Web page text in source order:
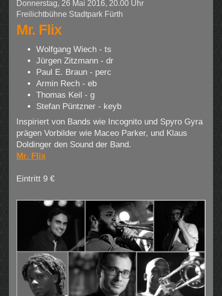
Donnerstag, 26 Mai 2016, 20.00 Uhr
Freilichtbühne Stadtpark Fürth
Mr. Flix
Wolfgang Wiech - ts
Jürgen Zitzmann - dr
Paul E. Braun - perc
Armin Rech - eb
Thomas Keil - g
Stefan Püntzner - keyb
Inspiriert von Bands wie Incognito und Spyro Gyra
prägen Vorbilder wie Maceo Parker, und Klaus
Doldinger den Sound der Band.
Mr. Flix
Eintritt 9 €